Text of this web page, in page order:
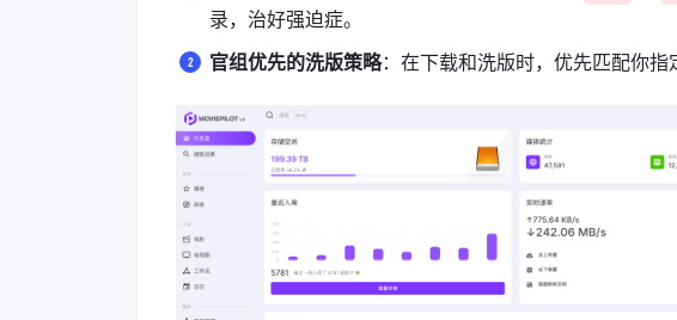
录，治好强迫症。
官组优先的洗版策略：在下载和洗版时，优先匹配你指